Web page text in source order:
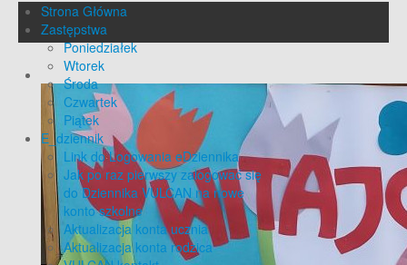
Strona Główna
Zastępstwa
Poniedziałek
Wtorek
Środa
Czwartek
Piątek
E_dziennik
Link do Logowania eDziennika
Jak po raz pierwszy zalogować się
do Dziennika VULCAN na nowe
konto szkolne
Aktualizacja konta ucznia
Aktualizacja konta rodzica